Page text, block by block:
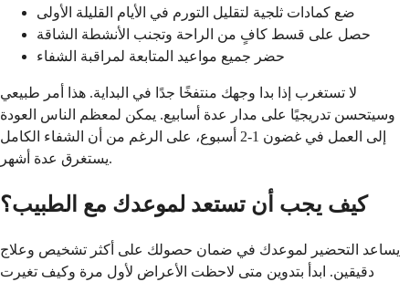
ضع كمادات ثلجية لتقليل التورم في الأيام القليلة الأولى
حصل على قسط كافٍ من الراحة وتجنب الأنشطة الشاقة
حضر جميع مواعيد المتابعة لمراقبة الشفاء
لا تستغرب إذا بدا وجهك منتفخًا جدًا في البداية. هذا أمر طبيعي
وسيتحسن تدريجيًا على مدار عدة أسابيع. يمكن لمعظم الناس العودة
إلى العمل في غضون 1-2 أسبوع، على الرغم من أن الشفاء الكامل
يستغرق عدة أشهر.
كيف يجب أن تستعد لموعدك مع الطبيب؟
يساعد التحضير لموعدك في ضمان حصولك على أكثر تشخيص وعلاج
دقيقين. ابدأ بتدوين متى لاحظت الأعراض لأول مرة وكيف تغيرت